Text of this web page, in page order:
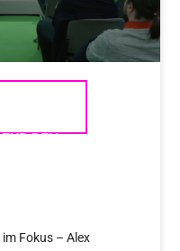
DEN
Fokus – Alex